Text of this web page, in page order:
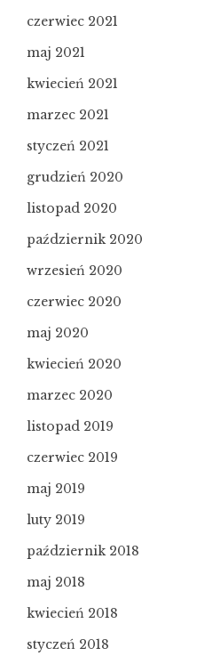
czerwiec 2021
maj 2021
kwiecień 2021
marzec 2021
styczeń 2021
grudzień 2020
listopad 2020
październik 2020
wrzesień 2020
czerwiec 2020
maj 2020
kwiecień 2020
marzec 2020
listopad 2019
czerwiec 2019
maj 2019
luty 2019
październik 2018
maj 2018
kwiecień 2018
styczeń 2018